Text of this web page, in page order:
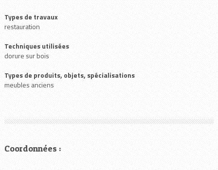
Types de travaux
restauration
Techniques utilisées
dorure sur bois
Types de produits, objets, spécialisations
meubles anciens
Coordonnées :